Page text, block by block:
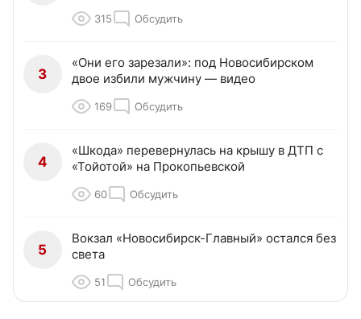
315 Обсудить
3
«Они его зарезали»: под Новосибирском
двое избили мужчину — видео
169 Обсудить
4
«Шкода» перевернулась на крышу в ДТП с
«Тойотой» на Прокопьевской
60 Обсудить
5
Вокзал «Новосибирск-Главный» остался без
света
51 Обсудить